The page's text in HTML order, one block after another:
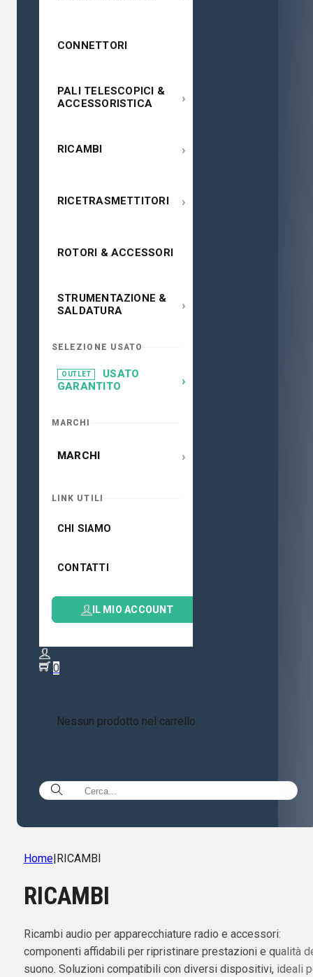
CONNETTORI
PALI TELESCOPICI &
ACCESSORISTICA
›
RICAMBI ›
RICETRASMETTITORI ›
ROTORI & ACCESSORI
STRUMENTAZIONE &
SALDATURA
›
SELEZIONE USATO
OUTLET
USATO
GARANTITO
›
MARCHI
MARCHI ›
LINK UTILI
CHI SIAMO
CONTATTI
IL MIO ACCOUNT
0
Nessun prodotto nel carrello.
Home| RICAMBI
RICAMBI
Ricambi audio per apparecchiature radio e accessori:
componenti affidabili per ripristinare prestazioni e qualità
suono. Soluzioni compatibili con diversi dispositivi, ideali